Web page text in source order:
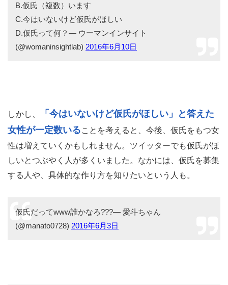
B.仮氏（複数）います
C.今はいないけど仮氏がほしい
D.仮氏って何？— ウーマンインサイト
(@womaninsightlab) 2016年6月10日
しかし、
「今はいないけど仮氏がほしい」と答えた
女性が一定数いることを考えると、今後、仮氏をもつ女
性は増えていくかもしれません。ツイッターでも仮氏がほ
しいとつぶやく人が多くいました。なかには、仮氏を募集
する人や、具体的な作り方を知りたいという人も。
仮氏だってwww誰かなろ???— 愛斗ちゃん
(@manato0728) 2016年6月3日